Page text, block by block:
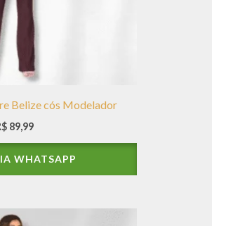
Belize cós Modelador
89,99
WHATSAPP